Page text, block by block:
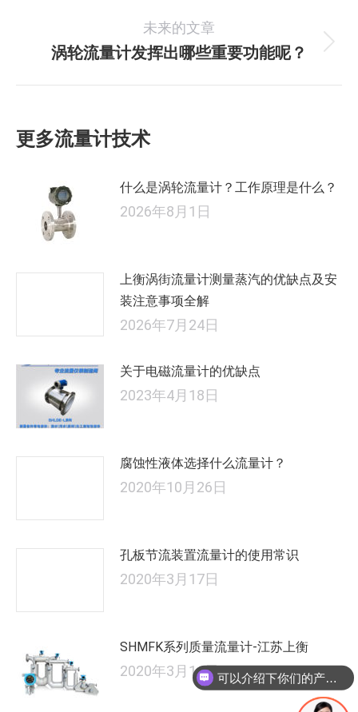
的
文
未来的文章
未
涡轮流量计发挥出哪些重要功能呢？
更多流量计技术
什么是涡轮流量计？工作原理是什么？
2026年8月1日
上衡涡街流量计测量蒸汽的优缺点及安
装注意事项全解
2026年7月24日
关于电磁流量计的优缺点
2023年4月18日
腐蚀性液体选择什么流量计？
2020年10月26日
孔板节流装置流量计的使用常识
2020年3月17日
SHMFK系列质量流量计-江苏上衡
2020年3月14日 可以介绍下你们的产品么